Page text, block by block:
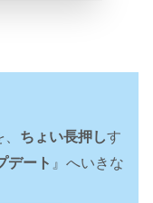
ちょい長押しす
デート 』へいきな